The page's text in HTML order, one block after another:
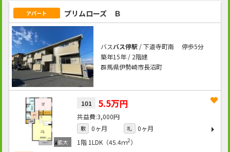
アパート プリムローズ Ｂ
バスバス停駅/ 下道寺町南 停歩5分
築年15年 / 2階建
群馬県伊勢崎市長沼町
101 5.5万円
3,000円
敷 0ヶ月 礼
0ヶ月
1階 1LDK（45.4ｍ2）